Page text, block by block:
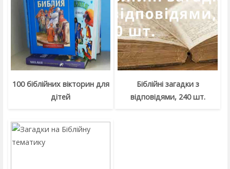
100 біблійних вікторин для
дітей
Біблійні загадки з
відповідями, 240 шт.